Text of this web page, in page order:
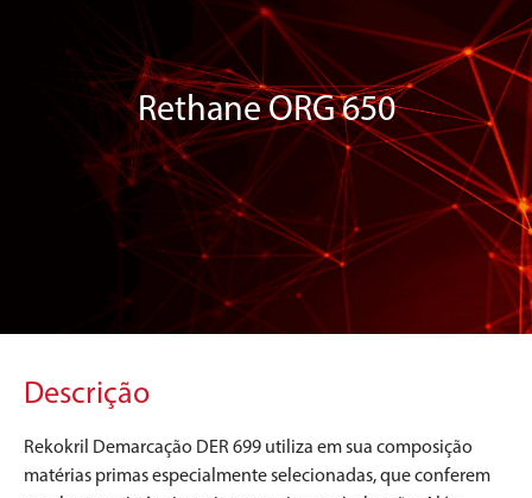
Rethane ORG 650
Descrição
Rekokril Demarcação DER 699 utiliza em sua composição
matérias primas especialmente selecionadas, que conferem